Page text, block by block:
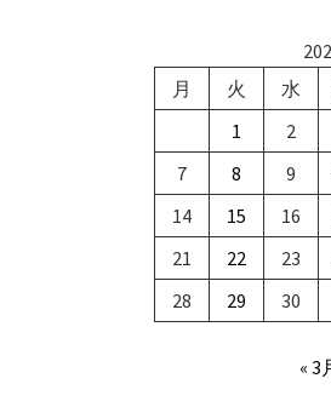
月
火 水
1
2
7
8 9
14
15 16
21
22 23
28
29 30
« 3